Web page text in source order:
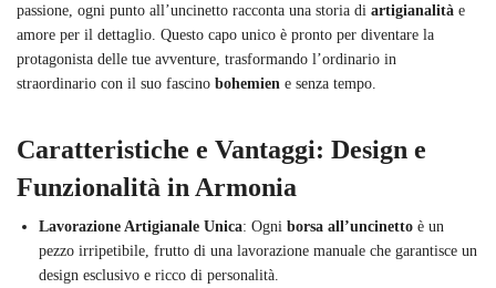
passione, ogni punto all’uncinetto racconta una storia di artigianalità e
amore per il dettaglio. Questo capo unico è pronto per diventare la
protagonista delle tue avventure, trasformando l’ordinario in
straordinario con il suo fascino bohemien e senza tempo.
Caratteristiche e Vantaggi: Design e
Funzionalità in Armonia
Lavorazione Artigianale Unica: Ogni borsa all’uncinetto è un
pezzo irripetibile, frutto di una lavorazione manuale che garantisce un
design esclusivo e ricco di personalità.